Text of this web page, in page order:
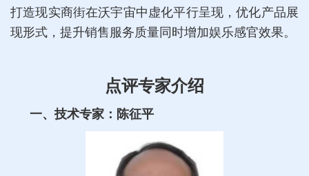
打造现实商街在沃宇宙中虚化平行呈现，优化产品展
现形式，提升销售服务质量同时增加娱乐感官效果。
点评专家介绍
一、技术专家：陈征平